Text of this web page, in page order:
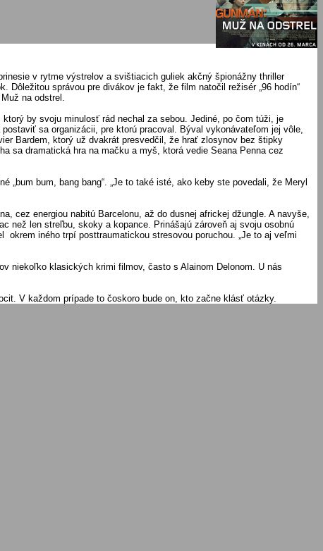
v rytme výstrelov a svištiacich guliek akčný špionážny thriller
správou pre divákov je fakt, že film natočil režisér „96 hodín“
na odstrel.
by svoju minulosť rád nechal za sebou. Jediné, po čom túži, je
sa organizácii, pre ktorú pracoval. Býval vykonávateľom jej vôle,
Bardem, ktorý už dvakrát presvedčil, že hrať zlosynov bez štipky
sa dramatická hra na mačku a myš, ktorá vedie Seana Penna cez
bum, bang bang“. „Je to také isté, ako keby ste povedali, že Meryl
cez energiou nabitú Barcelonu, až do dusnej africkej džungle. A navyše,
než len streľbu, skoky a kopance. Prinášajú zároveň aj svoju osobnú
okrem iného trpí posttraumatickou stresovou poruchou. „Je to aj veľmi
niekoľko klasických krimi filmov, často s Alainom Delonom. U nás
V každom prípade to čoskoro bude on, kto začne klásť otázky.